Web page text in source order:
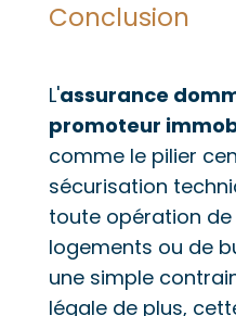
Conclusion
L'assurance
promoteur
comme le pilier
sécurisation
toute opération
logements ou de
une simple
légale de plus,